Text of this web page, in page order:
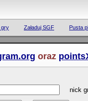
gry Załaduj SGF Pusta
oraz
nick